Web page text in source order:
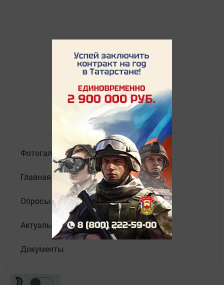
Фотогалереи
Главная
Опросы
Актуальное видео
Документы